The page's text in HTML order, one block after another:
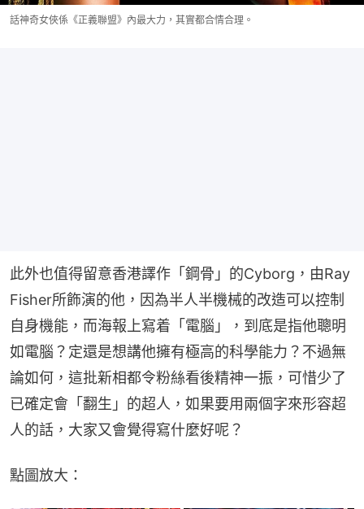
話神奇女俠係《正義聯盟》內最大力，其實都合情合理。
此外也值得留意香港譯作「鋼骨」的Cyborg，由Ray
Fisher所飾演的他，因為半人半機械的改造可以控制
自身機能，而海報上寫着「電腦」，到底是指他聰明
如電腦？定還是想講他擁有極高的科學能力？不過無
論如何，這批新相都令粉絲看後精神一振，可惜少了
已確定會「翻生」的超人，如果要用兩個字來形容超
人的話，大家又會覺得寫什麼好呢？
點圖放大：